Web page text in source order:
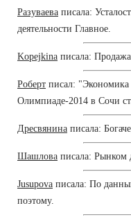
Разуваева писала:
деятельности Главное.
Kopejkina писала:
Роберт писал:
Олимпиаде-2014 в Сочи
Дресвянина писала:
Шашлова писала: Рынком
Jusupova писала: По
поэтому.